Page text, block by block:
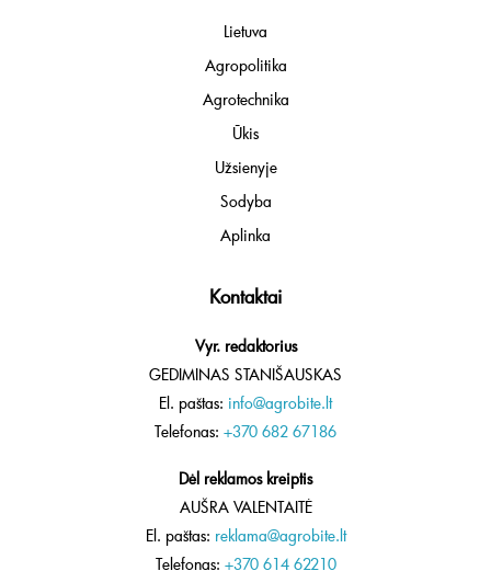
Lietuva
Agropolitika
Agrotechnika
Ūkis
Užsienyje
Sodyba
Aplinka
Kontaktai
Vyr. redaktorius
GEDIMINAS STANIŠAUSKAS
El. paštas: info@agrobite.lt
Telefonas: +370 682 67186
Dėl reklamos kreiptis
AUŠRA VALENTAITĖ
El. paštas: reklama@agrobite.lt
Telefonas: +370 614 62210